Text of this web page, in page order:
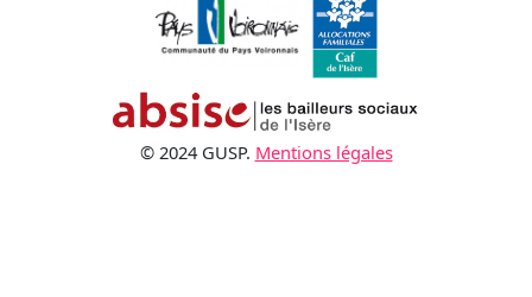
© 2024 GUSP. Mentions légales